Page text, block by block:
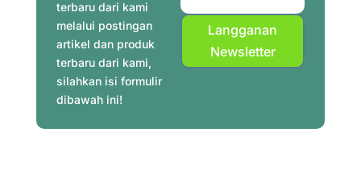
terbaru dari kami
melalui postingan
artikel dan produk
terbaru dari kami,
silahkan isi formulir
dibawah ini!
Langganan
Newsletter